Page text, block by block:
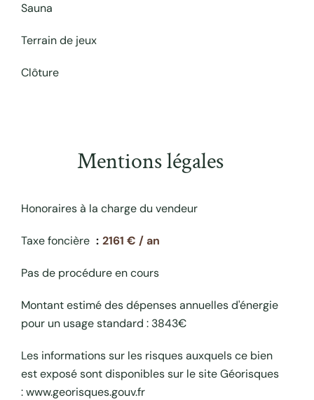
Sauna
Terrain de jeux
Clôture
Mentions légales
Honoraires à la charge du vendeur
Taxe foncière 2161 € / an
Pas de procédure en cours
Montant estimé des dépenses annuelles d'énergie
pour un usage standard : 3843€
Les informations sur les risques auxquels ce bien
est exposé sont disponibles sur le site Géorisques
: www.georisques.gouv.fr